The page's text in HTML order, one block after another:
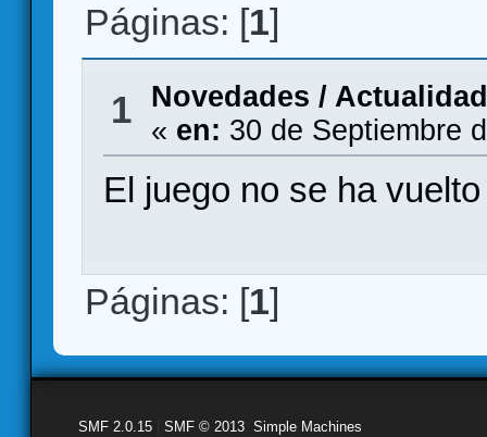
Páginas: [1]
1
Novedades / Actualidad
« en: 30 de Septiembre
El juego no se ha
Páginas: [1]
SMF 2.0.15 SMF © 2013 Simple Machines